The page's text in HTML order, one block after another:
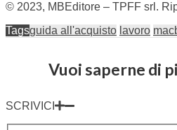
© 2023, MBEditore – TPFF srl.
Tagsguida all'acquisto lavoro
Vuoi saperne di
SCRIVICI